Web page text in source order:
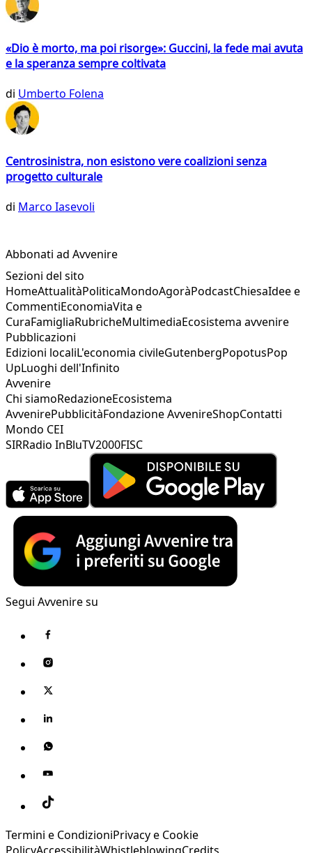
«Dio è morto, ma poi risorge»: Guccini, la fede mai avuta
e la speranza sempre coltivata
di Umberto Folena
Centrosinistra, non esistono vere coalizioni senza
progetto culturale
di Marco Iasevoli
Abbonati ad Avvenire
Sezioni del sito
HomeAttualitàPoliticaMondoAgoràPodcastChiesaIdee e
CommentiEconomiaVita e
CuraFamigliaRubricheMultimediaEcosistema avvenire
Pubblicazioni
Edizioni localiL'economia civileGutenbergPopotusPop
UpLuoghi dell'Infinito
Avvenire
Chi siamoRedazioneEcosistema
AvvenirePubblicitàFondazione AvvenireShopContatti
Mondo CEI
SIRRadio InBluTV2000FISC
Segui Avvenire su
Termini e CondizioniPrivacy e Cookie